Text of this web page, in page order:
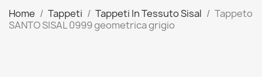
Home Tappeti Tappeti In Tessuto Sisal
Tappeto
SANTO SISAL 0999 geometrica grigio